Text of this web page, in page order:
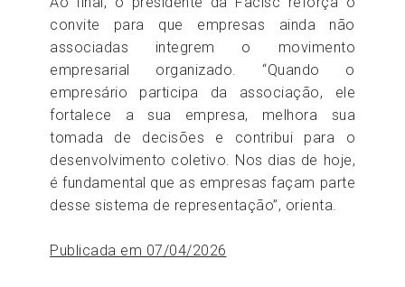
convite para que empresas ainda não
associadas integrem o movimento
empresarial organizado. “Quando o
empresário participa da associação, ele
fortalece a sua empresa, melhora sua
tomada de decisões e contribui para o
desenvolvimento coletivo. Nos dias de hoje,
é fundamental que as empresas façam parte
desse sistema de representação”, orienta.
Publicada em 07/04/2026